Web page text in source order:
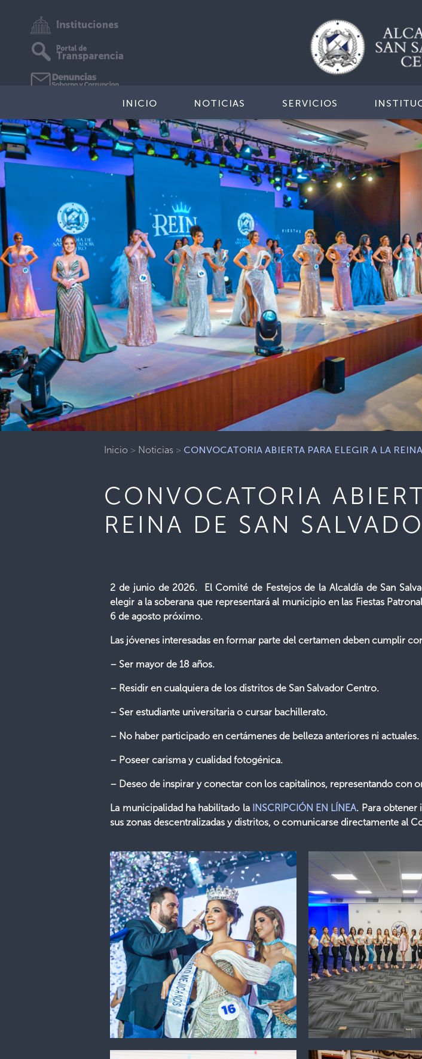
INICIO NOTICIAS SERVICIOS
Inicio > Noticias > CONVOCATORIA ABIERTA PARA ELEGIR A LA
CONVOCATORIA
REINA DE SAN
2 de junio de 2026. El Comité de Festejos de la Alcaldía de San
elegir a la soberana que representará al municipio en las Fiestas
6 de agosto próximo.
Las jóvenes interesadas en formar parte del certamen deben cumplir
– Ser mayor de 18 años.
– Residir en cualquiera de los distritos de San Salvador Centro.
– Ser estudiante universitaria o cursar bachillerato.
– No haber participado en certámenes de belleza anteriores ni actuales.
– Poseer carisma y cualidad fotogénica.
– Deseo de inspirar y conectar con los capitalinos, representando con
La municipalidad ha habilitado la INSCRIPCIÓN EN LÍNEA. Para obtener
sus zonas descentralizadas y distritos, o comunicarse directamente al